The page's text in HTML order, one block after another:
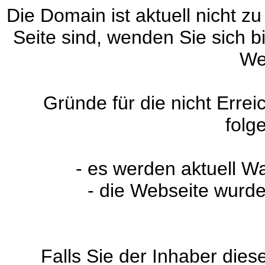
Die Domain ist aktuell nicht
Seite sind, wenden Sie sich
Gründe für die nicht
- es werden aktuell
- die Webseite
Falls Sie der Inhaber